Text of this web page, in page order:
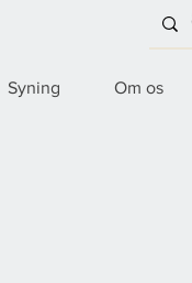
Syning Om os